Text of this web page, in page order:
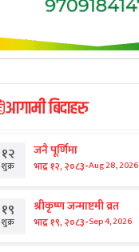
आगामी बिदाहरु
१२
शुक्र
जनै पूर्णिमा
भाद्र १२, २०८३-Aug 28, 2026
१९
शुक्र
श्रीकृष्ण जन्माष्टमी व्रत
भाद्र १९, २०८३-Sep 4, 2026